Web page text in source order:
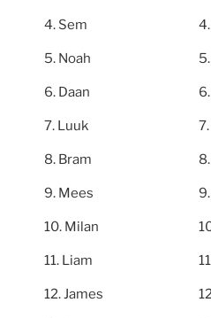
Sem
Noah
Daan
Luuk
Bram
Mees
Milan
Liam
James